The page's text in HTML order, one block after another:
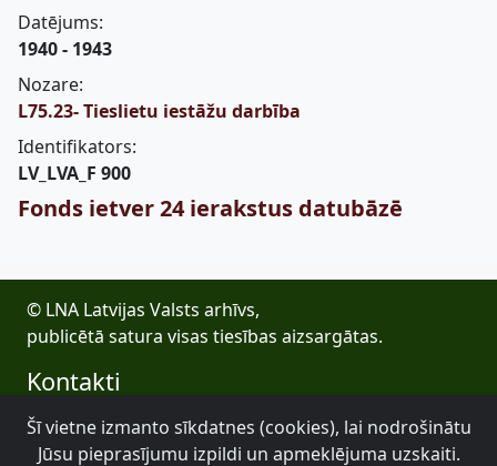
Datējums:
1940 - 1943
Nozare:
L75.23- Tieslietu iestāžu darbība
Identifikators:
LV_LVA_F 900
Fonds ietver 24 ierakstus datubāzē
© LNA Latvijas Valsts arhīvs,
publicētā satura visas tiesības aizsargātas.
Kontakti
E-pasts: lva@arhivi.gov.lv
Tālrunis: +371 20027447
Šī vietne izmanto sīkdatnes (cookies), lai nodrošinātu
Jūsu pieprasījumu izpildi un apmeklējuma uzskaiti.